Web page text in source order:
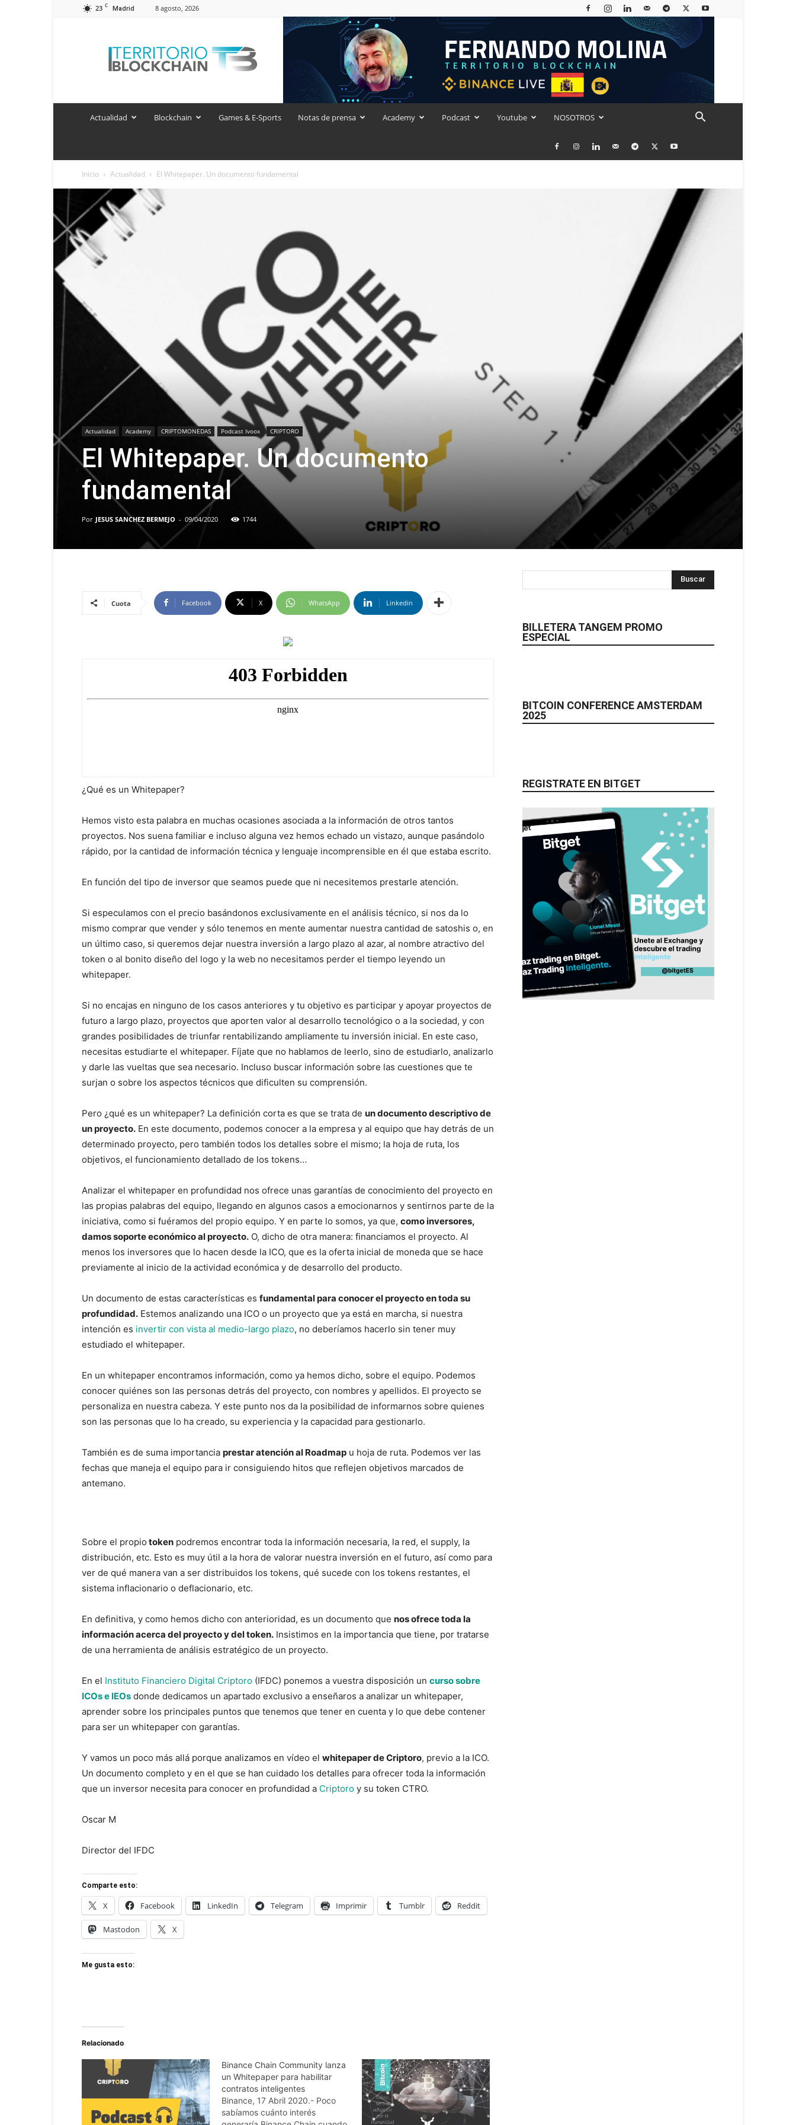
23 C Madrid 8 agosto, 2026
Blockchain
Actualidad Blockchain Games & E-Sports Notas de prensa Academy Podcast Youtube NOSOTROS
Inicio Actualidad El Whitepaper. Un documento fundamental
Actualidad Academy CRIPTOMONEDAS Podcast Ivoox CRIPTORO
El Whitepaper. Un documento
fundamental
Por JESUS SANCHEZ BERMEJO - 09/04/2020 1744
Cuota Facebook X WhatsApp Linkedin
¿Qué es un Whitepaper?
Hemos visto esta palabra en muchas ocasiones asociada a la información de otros tantos
proyectos. Nos suena familiar e incluso alguna vez hemos echado un vistazo, aunque pasándolo
rápido, por la cantidad de información técnica y lenguaje incomprensible en él que estaba escrito.
En función del tipo de inversor que seamos puede que ni necesitemos prestarle atención.
Si especulamos con el precio basándonos exclusivamente en el análisis técnico, si nos da lo
mismo comprar que vender y sólo tenemos en mente aumentar nuestra cantidad de satoshis o, en
un último caso, si queremos dejar nuestra inversión a largo plazo al azar, al nombre atractivo del
token o al bonito diseño del logo y la web no necesitamos perder el tiempo leyendo un
whitepaper.
Si no encajas en ninguno de los casos anteriores y tu objetivo es participar y apoyar proyectos de
futuro a largo plazo, proyectos que aporten valor al desarrollo tecnológico o a la sociedad, y con
grandes posibilidades de triunfar rentabilizando ampliamente tu inversión inicial. En este caso,
necesitas estudiarte el whitepaper. Fíjate que no hablamos de leerlo, sino de estudiarlo, analizarlo
y darle las vueltas que sea necesario. Incluso buscar información sobre las cuestiones que te
surjan o sobre los aspectos técnicos que dificulten su comprensión.
Pero ¿qué es un whitepaper? La definición corta es que se trata de un documento descriptivo de
un proyecto. En este documento, podemos conocer a la empresa y al equipo que hay detrás de un
determinado proyecto, pero también todos los detalles sobre el mismo; la hoja de ruta, los
objetivos, el funcionamiento detallado de los tokens…
Analizar el whitepaper en profundidad nos ofrece unas garantías de conocimiento del proyecto en
las propias palabras del equipo, llegando en algunos casos a emocionarnos y sentirnos parte de la
iniciativa, como si fuéramos del propio equipo. Y en parte lo somos, ya que, como inversores,
damos soporte económico al proyecto. O, dicho de otra manera: financiamos el proyecto. Al
menos los inversores que lo hacen desde la ICO, que es la oferta inicial de moneda que se hace
previamente al inicio de la actividad económica y de desarrollo del producto.
Un documento de estas características es fundamental para conocer el proyecto en toda su
profundidad. Estemos analizando una ICO o un proyecto que ya está en marcha, si nuestra
intención es invertir con vista al medio-largo plazo, no deberíamos hacerlo sin tener muy
estudiado el whitepaper.
En un whitepaper encontramos información, como ya hemos dicho, sobre el equipo. Podemos
conocer quiénes son las personas detrás del proyecto, con nombres y apellidos. El proyecto se
personaliza en nuestra cabeza. Y este punto nos da la posibilidad de informarnos sobre quienes
son las personas que lo ha creado, su experiencia y la capacidad para gestionarlo.
También es de suma importancia prestar atención al Roadmap u hoja de ruta. Podemos ver las
fechas que maneja el equipo para ir consiguiendo hitos que reflejen objetivos marcados de
antemano.
Sobre el propio token podremos encontrar toda la información necesaria, la red, el supply, la
distribución, etc. Esto es muy útil a la hora de valorar nuestra inversión en el futuro, así como para
ver de qué manera van a ser distribuidos los tokens, qué sucede con los tokens restantes, el
sistema inflacionario o deflacionario, etc.
En definitiva, y como hemos dicho con anterioridad, es un documento que nos ofrece toda la
información acerca del proyecto y del token. Insistimos en la importancia que tiene, por tratarse
de una herramienta de análisis estratégico de un proyecto.
En el Instituto Financiero Digital Criptoro (IFDC) ponemos a vuestra disposición un curso sobre
ICOs e IEOs donde dedicamos un apartado exclusivo a enseñaros a analizar un whitepaper,
aprender sobre los principales puntos que tenemos que tener en cuenta y lo que debe contener
para ser un whitepaper con garantías.
Y vamos un poco más allá porque analizamos en vídeo el whitepaper de Criptoro, previo a la ICO.
Un documento completo y en el que se han cuidado los detalles para ofrecer toda la información
que un inversor necesita para conocer en profundidad a Criptoro y su token CTRO.
Oscar M
Director del IFDC
Comparte esto:
X Facebook LinkedIn Telegram Imprimir Tumblr Reddit
Mastodon X
Me gusta esto:
Relacionado
Binance Chain Community lanza
un Whitepaper para habilitar
contratos inteligentes
Binance, 17 Abril 2020.- Poco
sabíamos cuánto interés
BILLETERA TANGEM PROMO
ESPECIAL
BITCOIN CONFERENCE AMSTERDAM
2025
REGISTRATE EN BITGET